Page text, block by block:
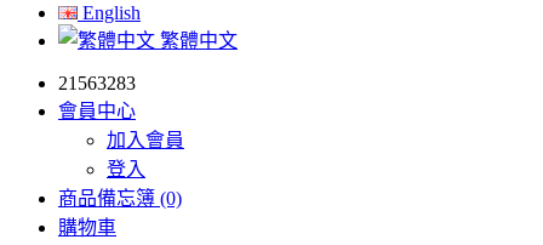
English
繁體中文
21563283
會員中心
加入會員
登入
商品備忘簿 (0)
購物車